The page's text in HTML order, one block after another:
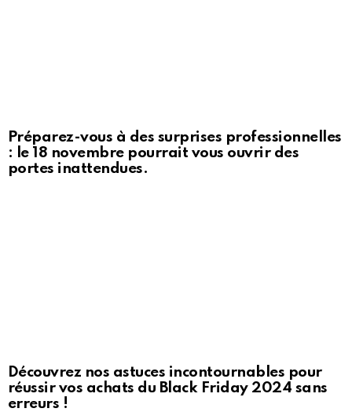
Préparez-vous à des surprises professionnelles
: le 18 novembre pourrait vous ouvrir des
portes inattendues.
Découvrez nos astuces incontournables pour
réussir vos achats du Black Friday 2024 sans
erreurs !